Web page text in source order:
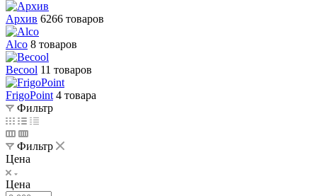
Архив 6266 товаров
Alco 8 товаров
Becool 11 товаров
FrigoPoint 4 товара
Фильтр
Фильтр
Цена
Цена